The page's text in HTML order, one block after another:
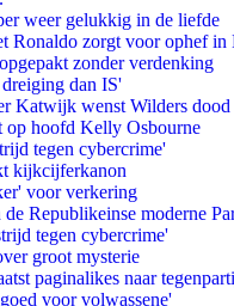
weer gelukkig in de liefde
Ronaldo zorgt voor ophef in
zonder verdenking
dan IS'
Katwijk wenst Wilders dood
op hoofd Kelly Osbourne
tegen cybercrime'
kijkcijferkanon
voor verkering
de Republikeinse moderne
tegen cybercrime'
groot mysterie
paginalikes naar
voor volwassene'